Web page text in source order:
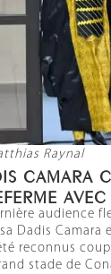
Raynal
CAMARA
audience
Dadis Camara
reconnus
stade de